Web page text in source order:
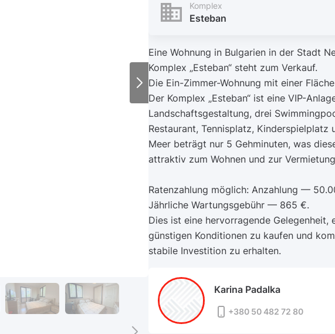
Komplex
Esteban
Eine Wohnung in Bulgarien in der Stadt
Komplex „Esteban“ steht zum Verkauf.
Die Ein-Zimmer-Wohnung mit einer
Der Komplex „Esteban“ ist eine VIP-
Landschaftsgestaltung, drei
Restaurant, Tennisplatz, Kinderspielplatz
Meer beträgt nur 5 Gehminuten, was
attraktiv zum Wohnen und zur
Ratenzahlung möglich: Anzahlung —
Jährliche Wartungsgebühr — 865 €.
Dies ist eine hervorragende Gelegenheit,
günstigen Konditionen zu kaufen und
stabile Investition zu erhalten.
Karina Padalka
+380 50 482 72 80